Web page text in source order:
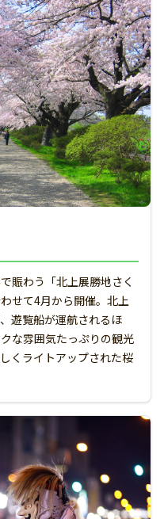
賑わう「北上展勝地さく
せて4月から開催。北上
遊覧船が運航されるほ
な雰囲気たっぷりの観光
くライトアップされた桜